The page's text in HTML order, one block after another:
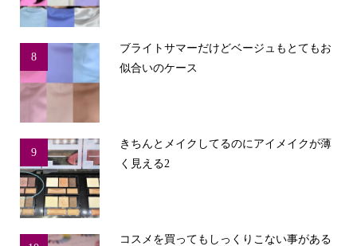
8
ブライトサマーだけどベージュもとてもお
似合いのケース
9
きちんとメイクしてるのにアイメイクが薄
く見える2
コスメを買ってもしっくりこない事がある